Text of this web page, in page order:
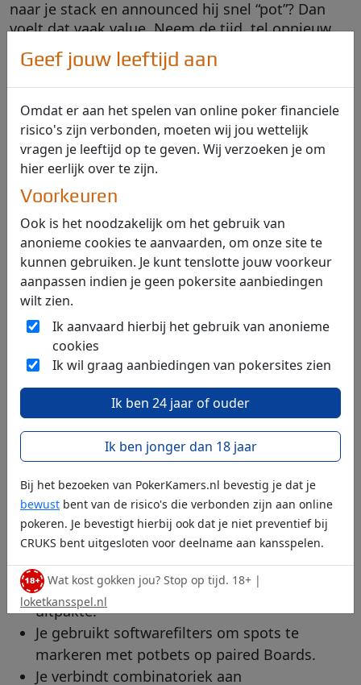
Geef jouw leeftijd aan
Omdat er aan het spelen van online poker financiele
risico's zijn verbonden, moeten wij jou wettelijk
vragen je leeftijd op te geven. Wij verzoeken je om
hier eerlijk over te zijn.
Voorkeuren
Ook is het noodzakelijk om het gebruik van
anonieme cookies te aanvaarden, om onze site te
kunnen gebruiken. Je kunt tenslotte jouw voorkeur
aanpassen indien je geen pokersite aanbiedingen
wilt zien.
Ik aanvaard hierbij het gebruik van anonieme
cookies
Ik wil graag aanbiedingen van pokersites zien
Ik ben 24 jaar of ouder
Ik ben jonger dan 18 jaar
Bij het bezoeken van PokerKamers.nl bevestig je dat je
bewust bent van de risico's die verbonden zijn aan online
pokeren. Je bevestigt hierbij ook dat je niet preventief bij
CRUKS bent uitgesloten voor deelname aan kansspelen.
Wat kost gokken jou? Stop op tijd. 18+ |
loketkansspel.nl
naar je stack en announced hij snel “pot”? Dan
voelt dat vaak value. Neem de tijd, tel opnieuw,
en combineer de wiskunde met gedrag. Schrijf de
uitkomst in je notities zodat je tijdens volgende
beslissingen directe referentie hebt.
Voorbeeldhand uitgewerkt
Met A♣ J♦
blokkeer je negen van de twaalf combinaties
nut flush (
[xc]). Je blokkeert ook drie
combo’s full house (
) en halveert het
aantal mogelijke
combos dankzij de
die sommige straightlines afpakt.
Daartegenover blijven minstens twaalf
combinaties over van gemiste straight draws
zonder clubs. De verhouding value versus bluf
schuift daardoor richting 50-50. Omdat je 33
procent nodig hebt, is de Call winstgevend
zolang je tegenstander een standaard mix
speelt.
Wat je nu merkt
Je noteert direct na de hand welke blockers
bepalend waren en hoe de showdown
uitpakte.
Je gebruikt softwarefilters om spots te
markeren met potbets op paired Boards.
Je verbindt combinatoriek aan